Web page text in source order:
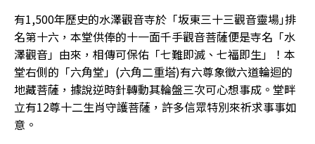
有1,500年歷史的水澤觀音寺於「坂東三十三觀音靈場｣排
名第十六，本堂供俸的十一面千手觀音菩薩便是寺名「水
澤觀音」由來，相傳可保佑「七難即滅、七福即生」！本
堂右側的「六角堂」(六角二重塔)有六尊象徵六道輪迴的
地藏菩薩，據說逆時針轉動其輪盤三次可心想事成。堂畔
立有12尊十二生肖守護菩薩，許多信眾特別來祈求事事如
意。